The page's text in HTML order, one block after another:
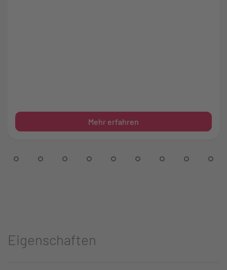
Mehr erfahren
Eigenschaften